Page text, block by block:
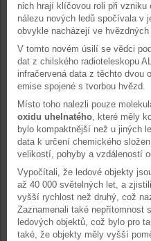
nich hrají klíčovou roli při
nálezu nových ledů spočívala v
obvykle nacházejí ve hvězdných
V tomto novém úsilí se vědci
dat z chilského radioteleskopu
infračervená data z těchto dvou
emise spojené s tvorbou hvězd.
Místo toho nalezli pouze
oxidu uhelnatého, které měly
bylo kompaktnější než u jiných
data k určení chemického
velikostí, pohyby a vzdáleností
Vypočítali, že ledové objekty
až 40 000 světelných let, a
vyšší rychlost než druhý, což
Zaznamenali také nepřítomnost
ledových objektů, což bylo pro
také, že objekty měly vyšší